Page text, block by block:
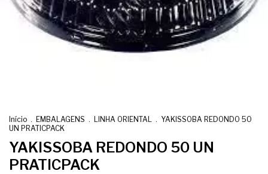
Início . EMBALAGENS . LINHA ORIENTAL . YAKISSOBA REDONDO 50
UN PRATICPACK
YAKISSOBA REDONDO 50 UN
PRATICPACK